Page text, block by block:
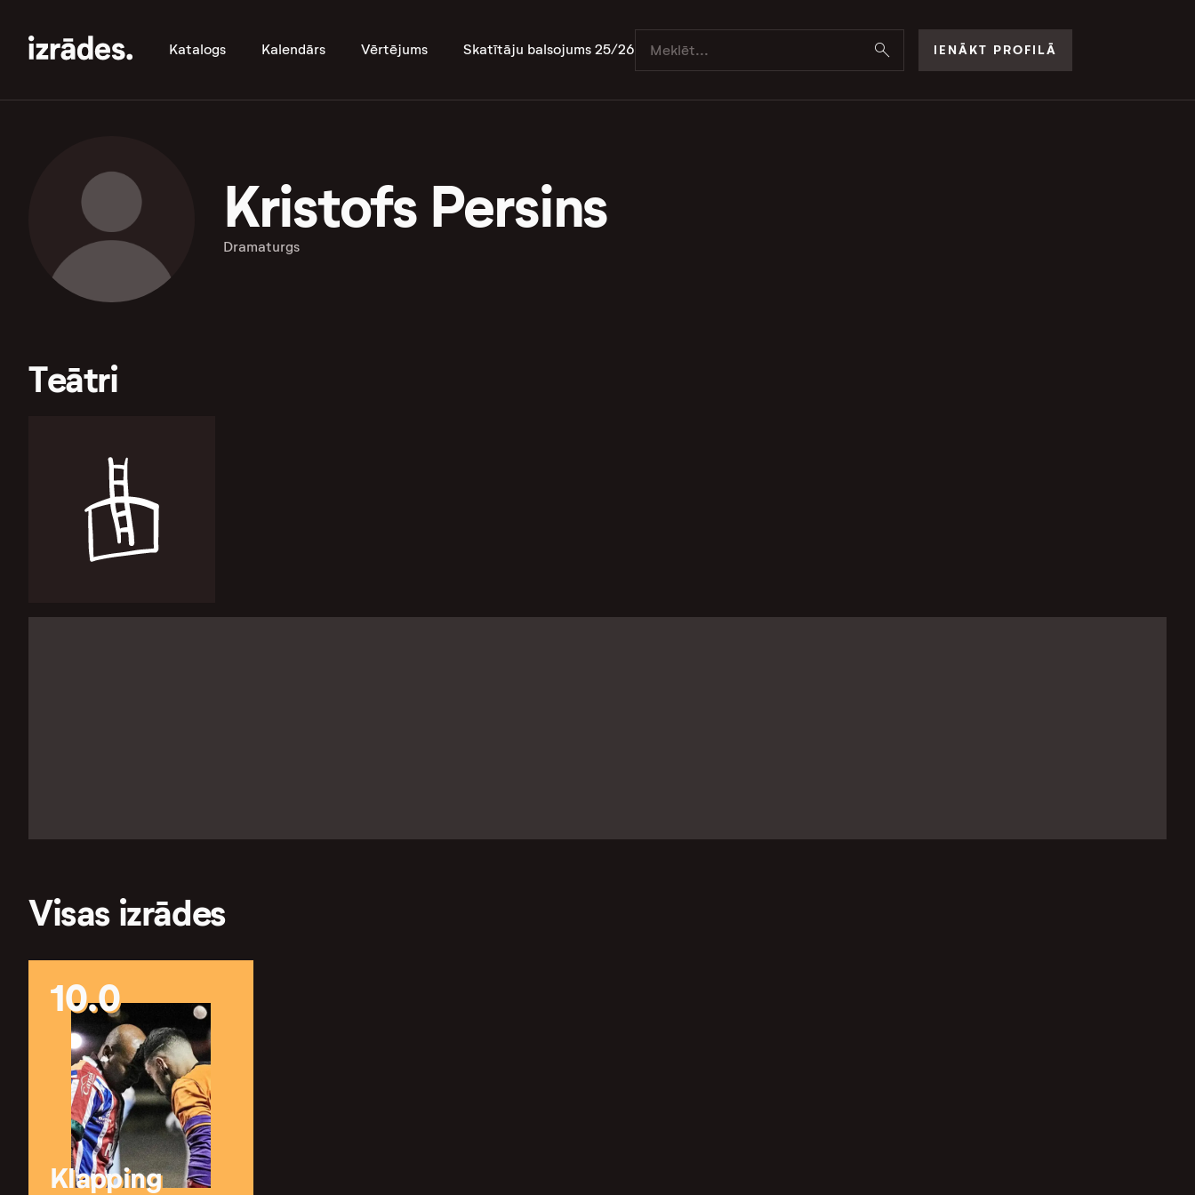
Katalogs Kalendārs Vērtējums Skatītāju balsojums 25/26 IENĀKT PROFILĀ
Kristofs Persins
Dramaturgs
Teātri
Visas izrādes
10.0
Klapping